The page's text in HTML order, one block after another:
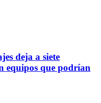
deja a siete
equipos que podrían